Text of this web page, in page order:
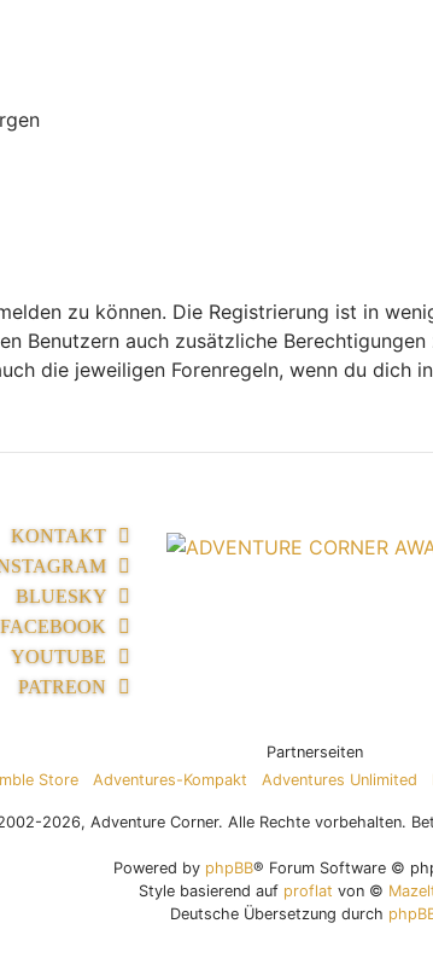
zu können. Die Registrierung ist in
Benutzern auch zusätzliche
die jeweiligen Forenregeln, wenn du dich
KONTAKT
BLUESKY
FACEBOOK
YOUTUBE
PATREON
Partnerseiten
Store
Adventures-Kompakt Adventures Unlimited
2026, Adventure Corner. Alle Rechte vorbehalten.
Powered by phpBB® Forum Software ©
Style basierend auf proflat von ©
Deutsche Übersetzung durch